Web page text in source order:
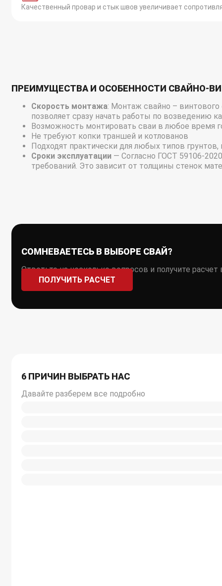
Качественный провар и стык швов увеличивает
ПРЕИМУЩЕСТВА И ОСОБЕННОСТИ СВАЙНО-
Скорость монтажа: Монтаж свайно – винтового
позволяет сразу начать работы по возведению
Возможность монтировать сваи в любое время
Не требуют копки траншей и котлованов
Подходят практически для любых типов
Сроки эксплуатации — Согласно ГОСТ 59106-
требований. Это зависит от толщины стенок
СОМНЕВАЕТЕСЬ В ВЫБОРЕ СВАЙ?
Ответьте на несколько вопросов и получите
ПОЛУЧИТЬ РАСЧЕТ
6 ПРИЧИН ВЫБРАТЬ НАС
Давайте разберем все подробно